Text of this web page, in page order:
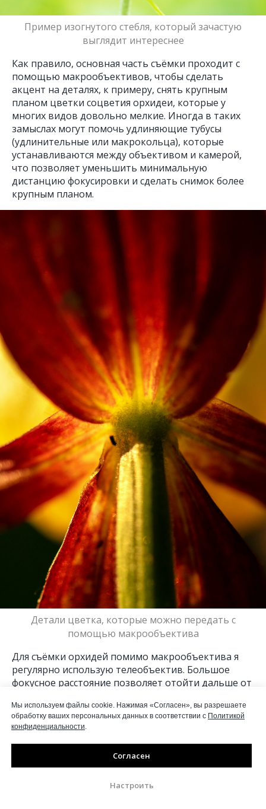
Пример изогнутого стебля, который зачастую
выглядит интереснее
Как правило, основная часть съёмки проходит с
помощью макрообъективов, чтобы сделать
акцент на деталях, к примеру, снять крупным
планом цветки соцветия орхидеи, которые у
многих видов довольно мелкие. Иногда в таких
замыслах могут помочь удлиняющие тубусы
(удлинительные или макрокольца), которые
устанавливаются между объективом и камерой,
что позволяет уменьшить минимальную
дистанцию фокусировки и сделать снимок более
крупным планом.
Детали цветка, которые можно передать с
помощью макрообъектива
Для съёмки орхидей помимо макрообъектива я
регулярно использую телеобъектив. Большое
фокусное расстояние позволяет отойти дальше от
растительность: передний и задний планы хорошо
размоются, а цветок выделится среди окружения.
Мы используем файлы cookie. Нажимая «Согласен», вы разрешаете
обработку ваших персональных данных в соответствии с Политикой
конфиденциальности.
Согласен
Настроить